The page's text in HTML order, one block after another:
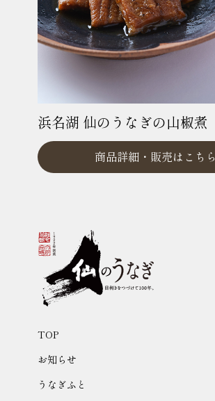
浜名湖 仙のうなぎの山椒煮
商品詳細・ 販売はこちら
TOP
お知らせ
うなぎふと